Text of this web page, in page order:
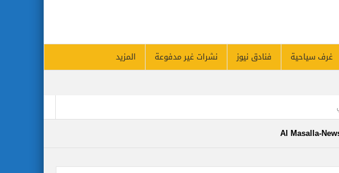
غرف سياحية فنادق نيوز نشرات غير مدفوعة
المزيد
Al Masalla-